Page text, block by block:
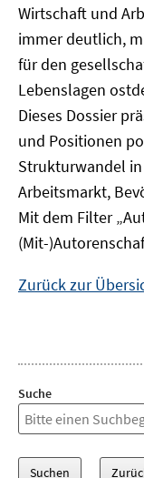
Wirtschaft und
immer deutlich,
für den
Lebenslagen
Dieses Dossier
und Positionen
Strukturwandel
Arbeitsmarkt,
Mit dem Filter
(Mit-
Zurück zur
Suche